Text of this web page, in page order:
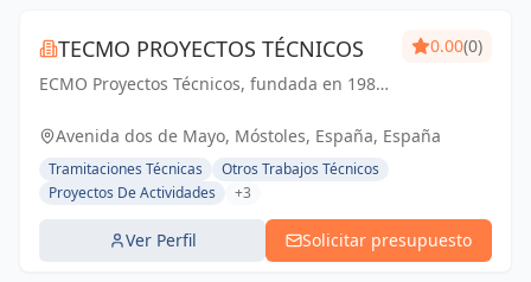
TECMO PROYECTOS TÉCNICOS
ECMO Proyectos Técnicos, fundada en 1989,
experiencia en la elaboración y tramitación
de proyectos de ingeniería, tanto
industriales,...
0.00(0)
Avenida dos de Mayo, Móstoles, España, España
Tramitaciones Técnicas
Otros Trabajos Técnicos
Proyectos De Actividades
+3
Ver Perfil Solicitar presupuesto